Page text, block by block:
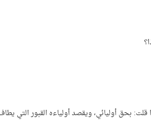
بحق أوليائي، ويقصد أولياءه القبور التي